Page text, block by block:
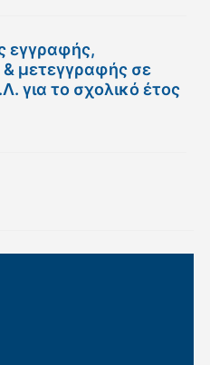
εγγραφής,
μετεγγραφής σε
για το σχολικό έτος